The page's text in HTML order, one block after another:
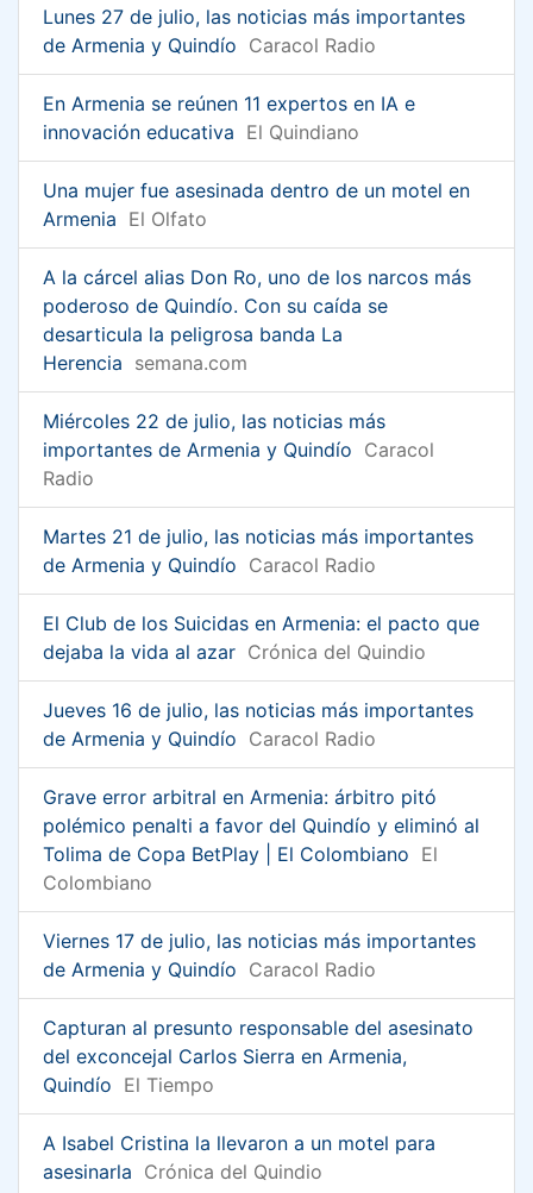
Lunes 27 de julio, las noticias más importantes
de Armenia y Quindío Caracol Radio
En Armenia se reúnen 11 expertos en IA e
innovación educativa El Quindiano
Una mujer fue asesinada dentro de un motel en
Armenia El Olfato
A la cárcel alias Don Ro, uno de los narcos más
poderoso de Quindío. Con su caída se
desarticula la peligrosa banda La
Herencia semana.com
Miércoles 22 de julio, las noticias más
importantes de Armenia y Quindío Caracol
Radio
Martes 21 de julio, las noticias más importantes
de Armenia y Quindío Caracol Radio
El Club de los Suicidas en Armenia: el pacto que
dejaba la vida al azar Crónica del Quindio
Jueves 16 de julio, las noticias más importantes
de Armenia y Quindío Caracol Radio
Grave error arbitral en Armenia: árbitro pitó
polémico penalti a favor del Quindío y eliminó al
Tolima de Copa BetPlay | El Colombiano El
Colombiano
Viernes 17 de julio, las noticias más importantes
de Armenia y Quindío Caracol Radio
Capturan al presunto responsable del asesinato
del exconcejal Carlos Sierra en Armenia,
Quindío El Tiempo
A Isabel Cristina la llevaron a un motel para
asesinarla Crónica del Quindio